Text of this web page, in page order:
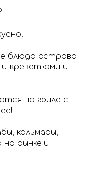
блюдо острова
креветками и
на гриле с
кальмары,
рынке и